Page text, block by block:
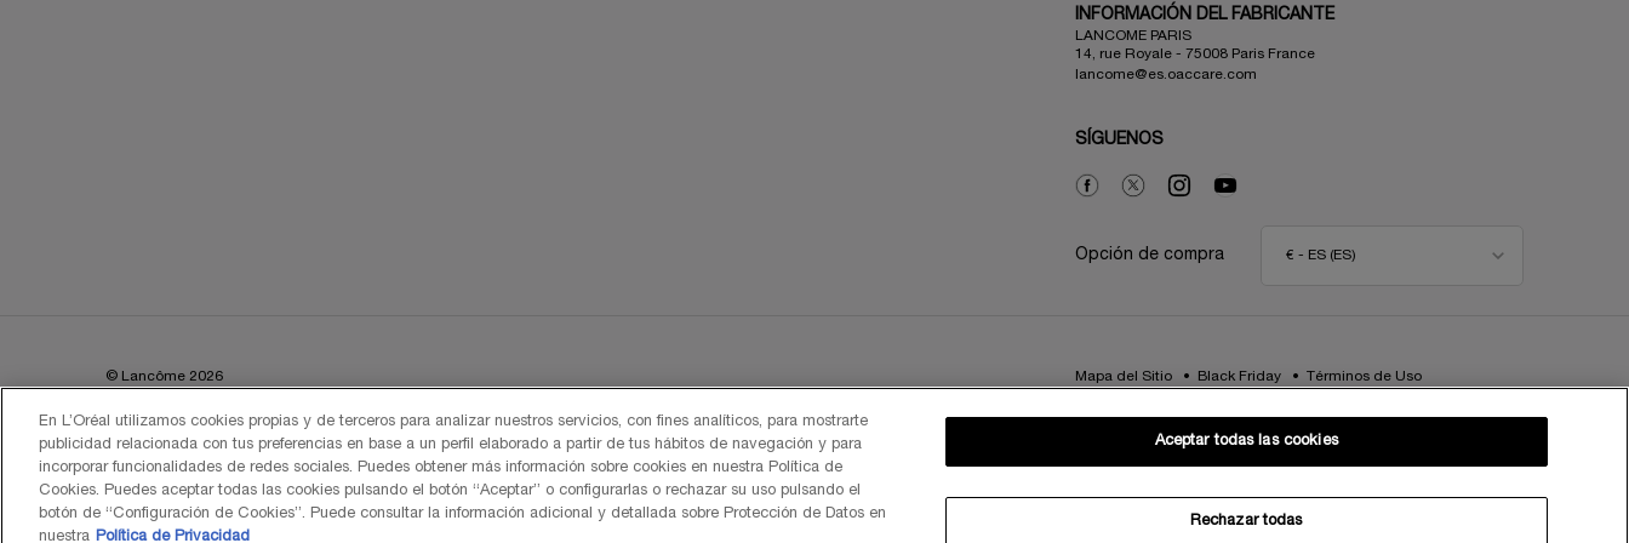
INFORMACIÓN DEL FABRICANTE
LANCOME PARIS
14, rue Royale - 75008 Paris France
lancome@es.oaccare.com
SÍGUENOS
Opción de compra € - ES (ES)
© Lancôme 2026 Mapa del Sitio Black Friday
Términos de Uso
Política de Cookies
TÉRMINOS DE USO LANCOME.ES Y BYONDXR
En L’Oréal utilizamos cookies propias y de terceros para analizar nuestros servicios, con fines analíticos, para mostrarte
publicidad relacionada con tus preferencias en base a un perfil elaborado a partir de tus hábitos de navegación y para
incorporar funcionalidades de redes sociales. Puedes obtener más información sobre cookies en nuestra Política de
Cookies. Puedes aceptar todas las cookies pulsando el botón “Aceptar” o configurarlas o rechazar su uso pulsando el
botón de “Configuración de Cookies”. Puede consultar la información adicional y detallada sobre Protección de Datos en
nuestra Política de Privacidad
Rechazar todas
Aceptar todas las cookies